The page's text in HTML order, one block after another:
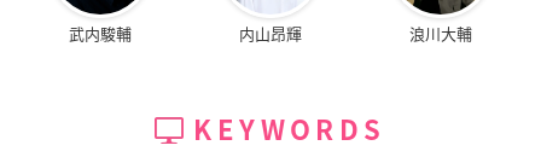
武内駿輔 内山昂輝 浪川大輔
KEYWORDS